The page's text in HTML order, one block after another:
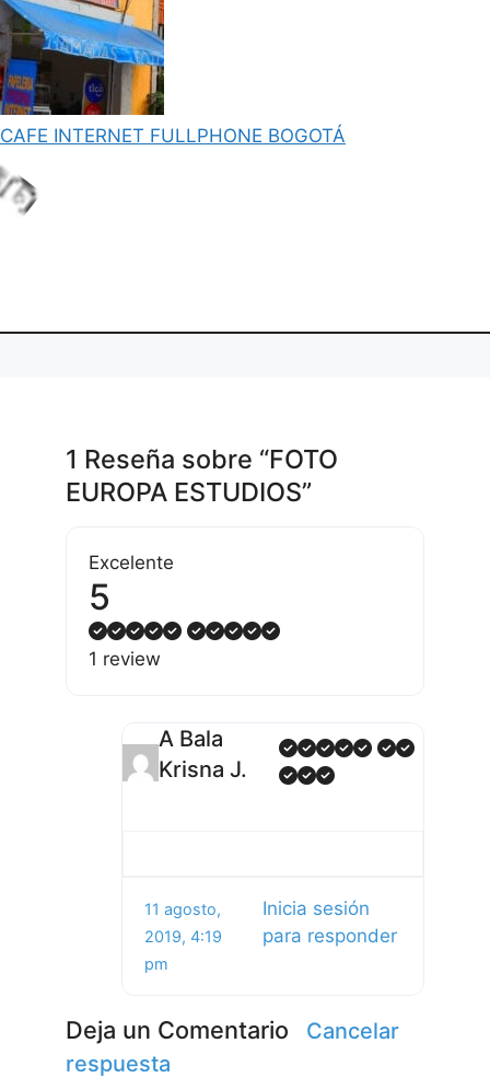
CAFE INTERNET FULLPHONE BOGOTÁ
L
o
a
din
g
.
1 Reseña sobre “FOTO
EUROPA ESTUDIOS”
Excelente
5
1 review
A Bala
Krisna J.
11 agosto,
2019, 4:19
pm
Inicia sesión
para responder
Deja un Comentario
Cancelar
respuesta